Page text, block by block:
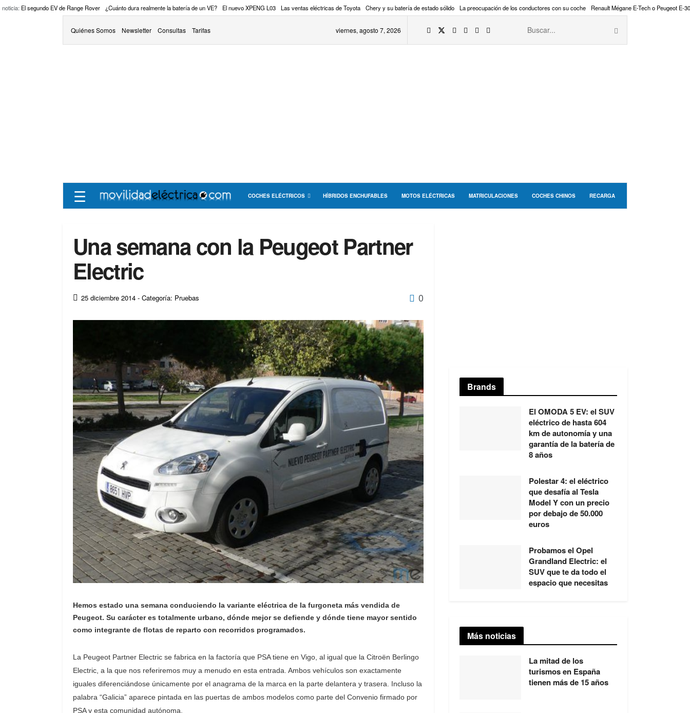
noticia: El segundo EV de Range Rover ¿Cuánto dura realmente la batería de un VE? El nuevo XPENG L03 Las ventas eléctricas de Toyota Chery y su batería de estado sólido La preocupación de los conductores con su coche Renault Mégane E-Tech o Peugeot E-
Quiénes Somos Newsletter Consultas Tarifas viernes, agosto 7, 2026
☰ COCHES ELÉCTRICOS HÍBRIDOS ENCHUFABLES MOTOS ELÉCTRICAS MATRICULACIONES COCHES CHINOS RECARGA
Una semana con la Peugeot Partner
Electric
25 diciembre 2014 - Categoría: Pruebas 0
Hemos estado una semana conduciendo la variante eléctrica de la furgoneta más vendida de
Peugeot. Su carácter es totalmente urbano, dónde mejor se defiende y dónde tiene mayor sentido
como integrante de flotas de reparto con recorridos programados.
La Peugeot Partner Electric se fabrica en la factoría que PSA tiene en Vigo, al igual que la Citroën Berlingo
Electric, a la que nos referiremos muy a menudo en esta entrada. Ambos vehículos son exactamente
iguales diferenciándose únicamente por el anagrama de la marca en la parte delantera y trasera. Incluso la
palabra “Galicia” aparece pintada en las puertas de ambos modelos como parte del Convenio firmado por
PSA y esta comunidad autónoma.
Brands
El OMODA 5 EV: el SUV
eléctrico de hasta 604
km de autonomía y una
garantía de la batería de
8 años
Polestar 4: el eléctrico
que desafía al Tesla
Model Y con un precio
por debajo de 50.000
euros
Probamos el Opel
Grandland Electric: el
SUV que te da todo el
espacio que necesitas
Más noticias
La mitad de los
turismos en España
tienen más de 15 años